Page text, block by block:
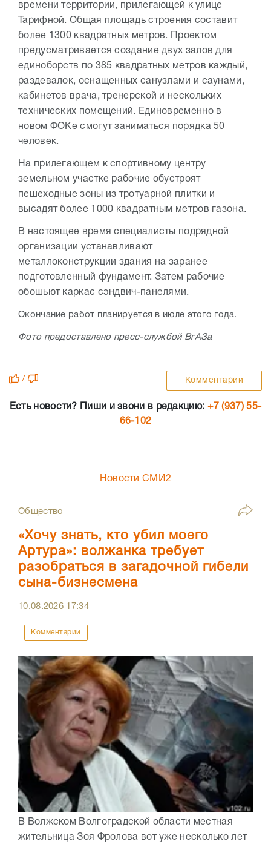
времени территории, прилегающей к улице
Тарифной. Общая площадь строения составит
более 1300 квадратных метров. Проектом
предусматривается создание двух залов для
единоборств по 385 квадратных метров каждый,
раздевалок, оснащенных санузлами и саунами,
кабинетов врача, тренерской и нескольких
технических помещений. Единовременно в
новом ФОКе смогут заниматься порядка 50
человек.
На прилегающем к спортивному центру
земельном участке рабочие обустроят
пешеходные зоны из тротуарной плитки и
высадят более 1000 квадратным метров газона.
В настоящее время специалисты подрядной
организации устанавливают
металлоконструкции здания на заранее
подготовленный фундамент. Затем рабочие
обошьют каркас сэндвич-панелями.
Окончание работ планируется в июле этого года.
Фото предоставлено пресс-службой ВгАЗа
/ Комментарии
Есть новости? Пиши и звони в редакцию: +7 (937) 55-
66-102
Новости СМИ2
Общество
«Хочу знать, кто убил моего
Артура»: волжанка требует
разобраться в загадочной гибели
сына-бизнесмена
10.08.2026 17:34
Комментарии
В Волжском Волгоградской области местная
жительница Зоя Фролова вот уже несколько лет